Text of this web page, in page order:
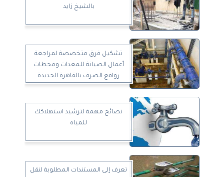
بالشيخ زايد
تشكيل فرق متخصصة لمراجعة
أعمال الصيانة للمعدات ومحطات
روافع الصرف بالقاهرة الجديدة
نصائح مهمة لترشيد استهلاكك
للمياه
تعرف إلى المستندات المطلوبة لنقل